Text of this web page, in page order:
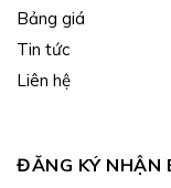
Bảng giá
Tin tức
Liên hệ
ĐĂNG KÝ NHẬN